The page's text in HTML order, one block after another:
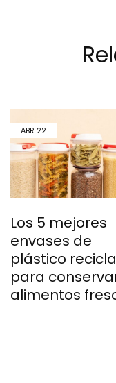
ABR 22
Los 5 mejores
envases de
plástico
para
alimentos